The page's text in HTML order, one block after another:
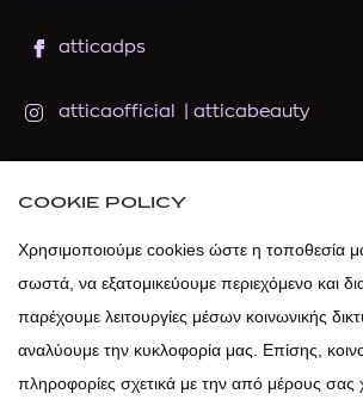
atticadps
atticaofficial atticabeauty
atticadps
COOKIE POLICY
Χρησιμοποιούμε cookies ώστε η τοποθεσία
σωστά, να εξατομικεύουμε περιεχόμενο και
παρέχουμε λειτουργίες μέσων κοινωνικής
αναλύουμε την κυκλοφορία μας. Επίσης,
πληροφορίες σχετικά με την από μέρους σας